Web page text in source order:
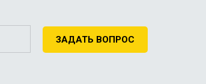
ЗАДАТЬ ВОПРОС